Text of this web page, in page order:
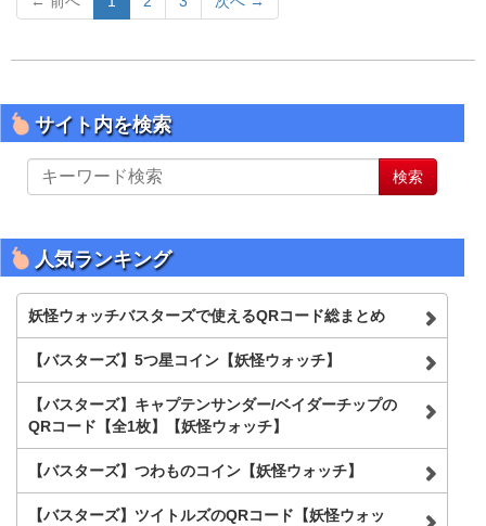
サイト内を検索
イ
を
検
索
検索
人気ランキング
妖怪ウォッチバスターズで使えるQRコード総まとめ
【バスターズ】5つ星コイン【妖怪ウォッチ】
【バスターズ】キャプテンサンダー/ベイダーチップの
QRコード【全1枚】【妖怪ウォッチ】
【バスターズ】つわものコイン【妖怪ウォッチ】
【バスターズ】ツイトルズのQRコード【妖怪ウォッ